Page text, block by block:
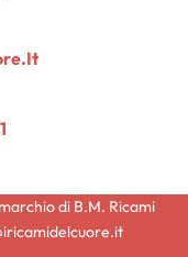
di B.M. Ricami